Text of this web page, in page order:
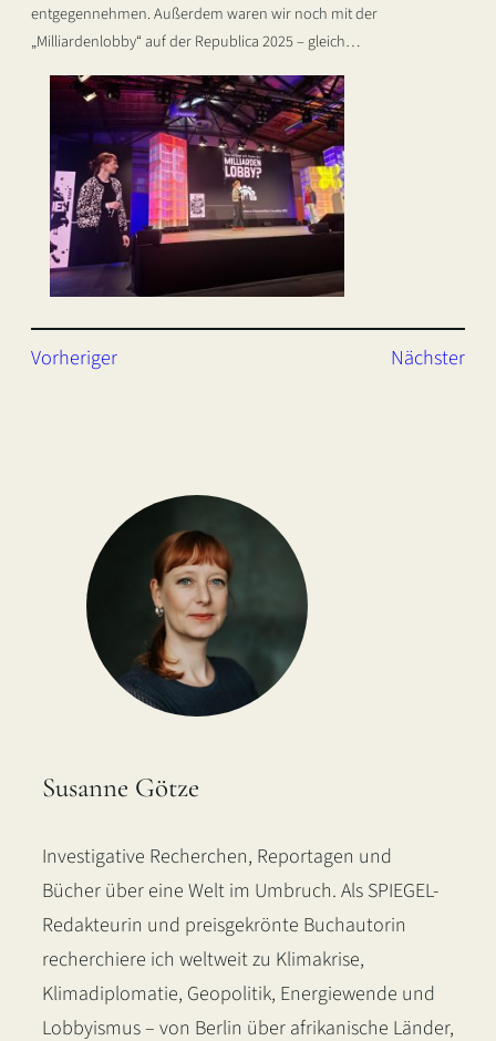
entgegennehmen. Außerdem waren wir noch mit der
„Milliardenlobby“ auf der Republica 2025 – gleich…
Vorheriger Nächster
Susanne Götze
Investigative Recherchen, Reportagen und
Bücher über eine Welt im Umbruch. Als SPIEGEL-
Redakteurin und preisgekrönte Buchautorin
recherchiere ich weltweit zu Klimakrise,
Klimadiplomatie, Geopolitik, Energiewende und
Lobbyismus – von Berlin über afrikanische Länder,